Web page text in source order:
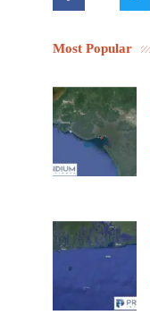
Most Popular